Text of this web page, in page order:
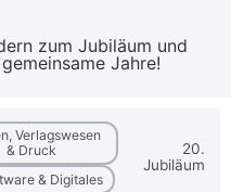
zum Jubiläum und
Jahre!
Verlagswesen
& Druck
& Digitales
20.
Jubiläum